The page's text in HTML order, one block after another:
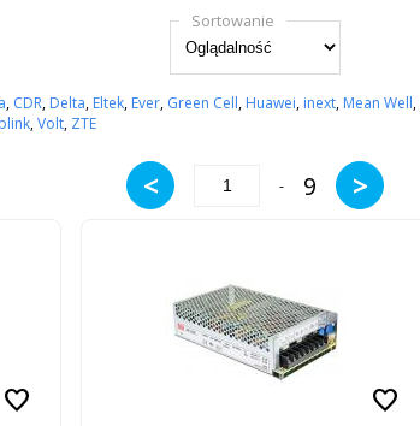
Sortowanie
, CDR, Delta, Eltek, Ever, Green Cell, Huawei, inext, Mean Well,
,Volt, ZTE
< - 9 >
favorite favorite